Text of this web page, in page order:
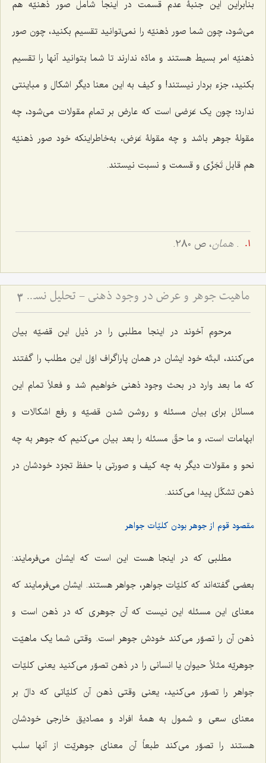
بنابراین این جنبۀ عدم قسمت در اینجا شامل صور ذهنیّه هم
مى‌شود، چون شما صور ذهنیّه را نمى‌توانید تقسیم بکنید، چون صور
ذهنیّه امر بسیط هستند و مادّه ندارند تا شما بتوانید آنها را تقسیم
بکنید، جزء بردار نیستند! و کیف به این معنا دیگر اشکال و مباینتی
ندارد؛ چون یک عَرَضى است که عارض بر تمام مقولات مى‌شود، چه
مقولۀ جوهر باشد و چه مقولۀ عَرَض، به‌خاطراینکه خود صور ذهنیّه
هم قابل تَجَزّى و قسمت و نسبت نیستند.
.همان، ص 280.
ماهیت جوهر و عرض در وجود ذهنی - تحلیل نسبت میان کلیات جواهر و صور عقلیه 3
مرحوم آخوند در اینجا مطلبى را در ذیل این قضیّه بیان
مى‌کنند، البتّه خود ایشان در همان پاراگراف اوّل این مطلب را گفتند
که ما بعد وارد در بحث وجود ذهنى خواهیم شد و فعلاً تمام این
مسائل برای بیان مسئله و روشن شدن قضیّه و رفع اشکالات و
ابهامات است، و ما حقّ مسئله را بعد بیان مى‌کنیم که جوهر به چه
نحو و مقولات دیگر به چه کیف و صورتی با حفظ تجرّد خودشان در
ذهن تشکّل پیدا مى‌کنند.
مقصود قوم از جوهر بودن کلیّات جواهر
مطلبى که در اینجا هست این است که ایشان مى‌فرمایند:
بعضى گفته‌اند که کلیّات جواهر، جواهر هستند. ایشان مى‌فرمایند که
معناى این مسئله این نیست که آن جوهرى که در ذهن است و
ذهن آن را تصوّر مى‌کند خودش جوهر است. وقتی شما یک ماهیّت
جوهریّه مثلاً حیوان یا انسانى را در ذهن تصوّر مى‌کنید یعنی کلیّات
جواهر را تصوّر می‌کنید، یعنى وقتی ذهن آن کلیّاتی که دالّ بر
معناى سعى و شمول به همۀ افراد و مصادیق خارجى خودشان
هستند را تصوّر مى‌کند طبعاً آن معناى جوهریّت از آنها سلب